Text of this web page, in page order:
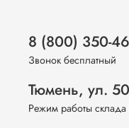
8 (800) 350-
Звонок бесплатный
Тюмень, ул.
Режим работы